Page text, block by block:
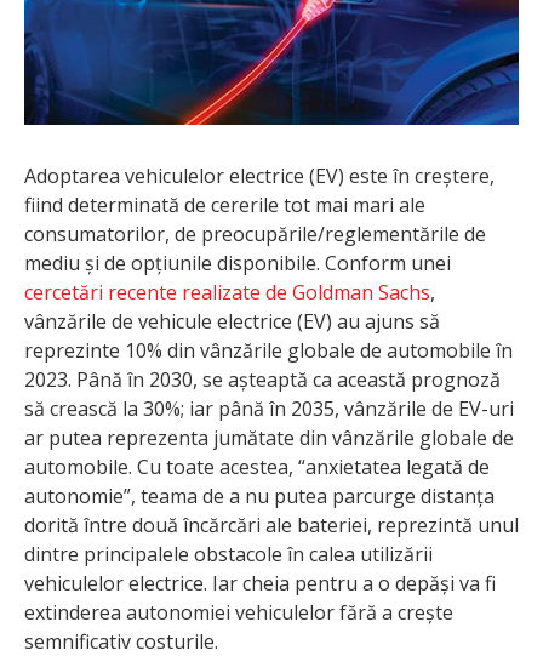
Adoptarea vehiculelor electrice (EV) este în creștere,
fiind determinată de cererile tot mai mari ale
consumatorilor, de preocupările/reglementările de
mediu și de opțiunile disponibile. Conform unei
cercetări recente realizate de Goldman Sachs,
vânzările de vehicule electrice (EV) au ajuns să
reprezinte 10% din vânzările globale de automobile în
2023. Până în 2030, se așteaptă ca această prognoză
să crească la 30%; iar până în 2035, vânzările de EV-uri
ar putea reprezenta jumătate din vânzările globale de
automobile. Cu toate acestea, “anxietatea legată de
autonomie”, teama de a nu putea parcurge distanța
dorită între două încărcări ale bateriei, reprezintă unul
dintre principalele obstacole în calea utilizării
vehiculelor electrice. Iar cheia pentru a o depăși va fi
extinderea autonomiei vehiculelor fără a crește
semnificativ costurile.